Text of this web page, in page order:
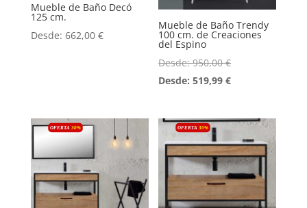
Mueble de Baño Decó
125 cm.
Desde: 662,00 €
Mueble de Baño Trendy
100 cm. de Creaciones
del Espino
Desde:950,00€
Desde:519,99€
OFERTA 30% OFERTA 30%